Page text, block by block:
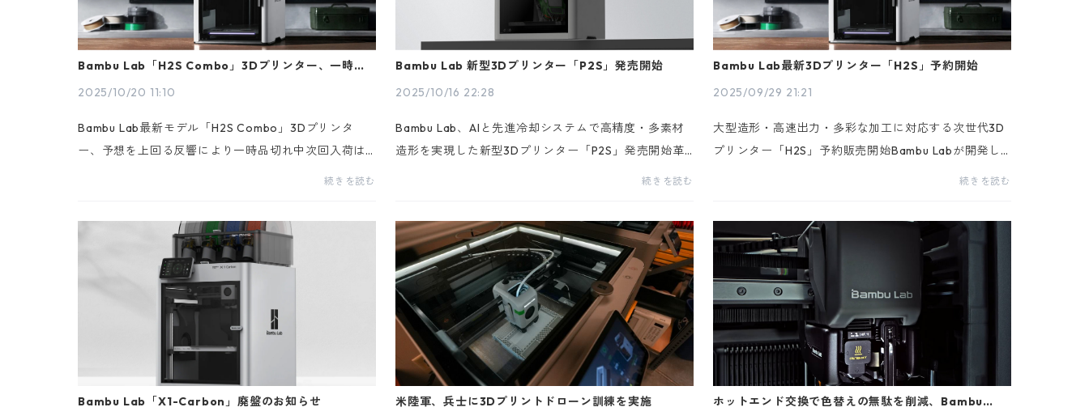
Bambu Lab「H2S Combo」3Dプリンター、一時的
2025/10/20 11:10
Bambu Lab最新モデル「H2S Combo」3Dプリンタ
ー、予想を上回る反響により一時品切れ中次回入荷は2
025年11月下旬〜12月上旬を予定2025年9月末に発売を
は、多くのお客...
続きを読む
Bambu Lab 新型3Dプリンター「P2S」発売開始
2025/10/16 22:28
Bambu Lab、AIと先進冷却システムで高精度・多素材
造形を実現した新型3Dプリンター「P2S」発売開始革
新的な3Dプリント技術で知られる Bambu Lab は、直
る自動エ...
続きを読む
Bambu Lab最新3Dプリンター「H2S」予約開始
2025/09/29 21:21
大型造形・高速出力・多彩な加工に対応する次世代3D
プリンター「H2S」予約販売開始Bambu Labが開発し
た最新大型3Dプリンター「H2S」の予約販売を開始い
形エリアと最...
続きを読む
Bambu Lab「X1-Carbon」廃盤のお知らせ
米陸軍、兵士に3Dプリントドローン訓練を実施
ホットエンド交換で色替えの無駄を削減、Bambu